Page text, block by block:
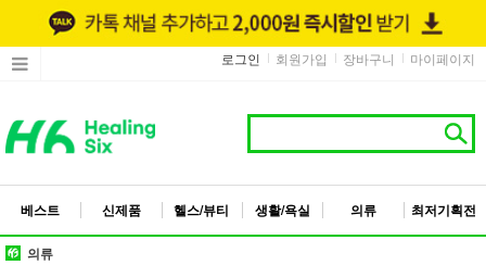
마이페이지
장바구니
회원가입
로그인
베스트 신제품 헬스/뷰티 생활/욕실 의류 최저기획전
의류